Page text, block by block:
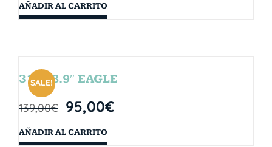
AÑADIR AL CARRITO
SALE!
31″ x 8.9″ EAGLE
139,00€ 95,00€
AÑADIR AL CARRITO